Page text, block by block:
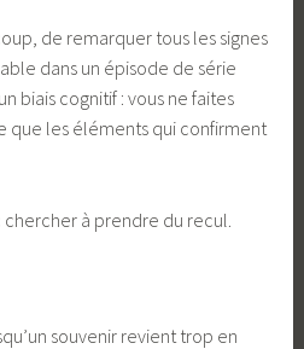
de remarquer tous les signes
dans un épisode de série
biais cognitif : vous ne faites
que les éléments qui confirment
à prendre du recul.
souvenir revient trop en